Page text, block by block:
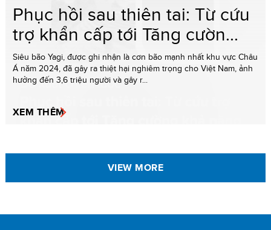
Phục hồi sau thiên tai: Từ cứu
trợ khẩn cấp tới Tăng cườn...
Siêu bão Yagi, được ghi nhận là cơn bão mạnh nhất khu vực Châu
Á năm 2024, đã gây ra thiệt hại nghiêm trọng cho Việt Nam, ảnh
hưởng đến 3,6 triệu người và gây r...
XEM THÊM
VIEW MORE